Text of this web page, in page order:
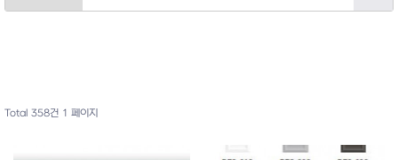
Total 358건 1 페이지